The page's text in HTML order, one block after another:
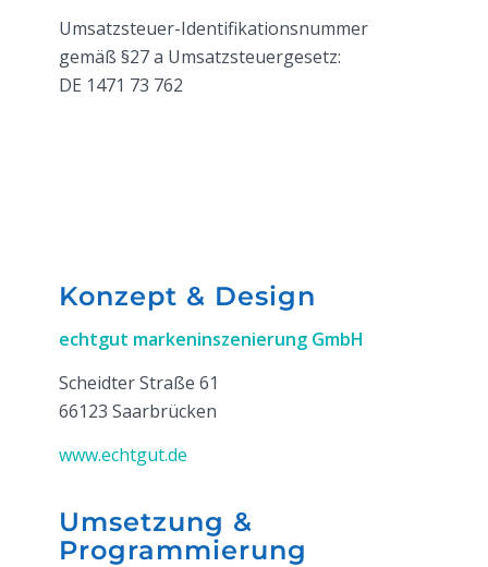
Umsatzsteuer-Identifikationsnummer
gemäß §27 a Umsatzsteuergesetz:
DE 1471 73 762
Konzept & Design
echtgut markeninszenierung GmbH
Scheidter Straße 61
66123 Saarbrücken
www.echtgut.de
Umsetzung &
Programmierung